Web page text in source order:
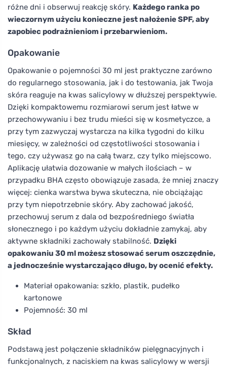
różne dni i obserwuj reakcję skóry. Każdego ranka po
wieczornym użyciu konieczne jest nałożenie SPF, aby
zapobiec podrażnieniom i przebarwieniom.
Opakowanie
Opakowanie o pojemności 30 ml jest praktyczne zarówno
do regularnego stosowania, jak i do testowania, jak Twoja
skóra reaguje na kwas salicylowy w dłuższej perspektywie.
Dzięki kompaktowemu rozmiarowi serum jest łatwe w
przechowywaniu i bez trudu mieści się w kosmetyczce, a
przy tym zazwyczaj wystarcza na kilka tygodni do kilku
miesięcy, w zależności od częstotliwości stosowania i
tego, czy używasz go na całą twarz, czy tylko miejscowo.
Aplikację ułatwia dozowanie w małych ilościach – w
przypadku BHA często obowiązuje zasada, że mniej znaczy
więcej: cienka warstwa bywa skuteczna, nie obciążając
przy tym niepotrzebnie skóry. Aby zachować jakość,
przechowuj serum z dala od bezpośredniego światła
słonecznego i po każdym użyciu dokładnie zamykaj, aby
aktywne składniki zachowały stabilność. Dzięki
opakowaniu 30 ml możesz stosować serum oszczędnie,
a jednocześnie wystarczająco długo, by ocenić efekty.
Materiał opakowania: szkło, plastik, pudełko
kartonowe
Pojemność: 30 ml
Skład
Podstawą jest połączenie składników pielęgnacyjnych i
funkcjonalnych, z naciskiem na kwas salicylowy w wersji